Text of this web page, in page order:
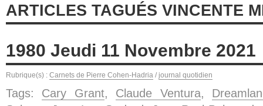
ARTICLES TAGUÉS VINCENTE
1980 Jeudi 11 Novembre 2021
Rubrique(s) : Carnets de Pierre Cohen-Hadria / journal quotidien
Tags: Cary Grant, Claude Ventura,